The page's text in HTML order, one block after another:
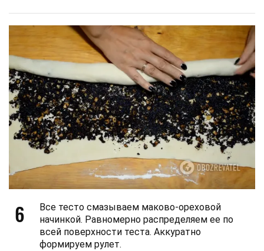
6
Все тесто смазываем маково-ореховой
начинкой. Равномерно распределяем ее по
всей поверхности теста. Аккуратно
формируем рулет.